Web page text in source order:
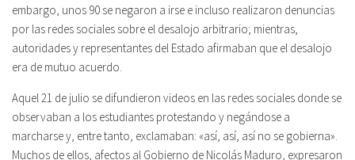
embargo, unos 90 se negaron a irse e incluso realizaron denuncias
por las redes sociales sobre el desalojo arbitrario; mientras,
autoridades y representantes del Estado afirmaban que el desalojo
era de mutuo acuerdo.
Aquel 21 de julio se difundieron videos en las redes sociales donde se
observaban a los estudiantes protestando y negándose a
marcharse y, entre tanto, exclamaban: «así, así, así no se gobierna».
Muchos de ellos, afectos al Gobierno de Nicolás Maduro, expresaron